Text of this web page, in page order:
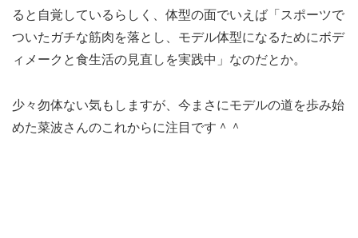
ると自覚しているらしく、体型の面でいえば「スポーツで
ついたガチな筋肉を落とし、モデル体型になるためにボデ
ィメークと食生活の見直しを実践中」なのだとか。
少々勿体ない気もしますが、今まさにモデルの道を歩み始
めた菜波さんのこれからに注目です＾＾